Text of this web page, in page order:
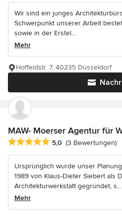
Wir sind ein junges
Schwerpunkt unserer Arbeit
sowie in der Erstel...
Mehr
Hoffeldstr. 7, 40235 Düsseldorf
MAW- Moerser Agentur für
Durchschnittliche Bewertung: 5
5,0 (3 Bewertungen)
Ursprünglich wurde unser
1989 von Klaus-Dieter Siebert als
Architekturwerkstatt gegründet, s...
Mehr